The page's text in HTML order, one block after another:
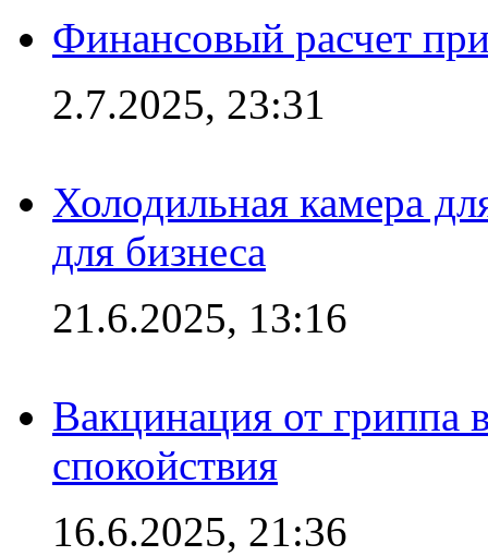
Финансовый расчет
2.7.2025, 23:31
Холодильная камера
для бизнеса
21.6.2025, 13:16
Вакцинация от гриппа
спокойствия
16.6.2025, 21:36